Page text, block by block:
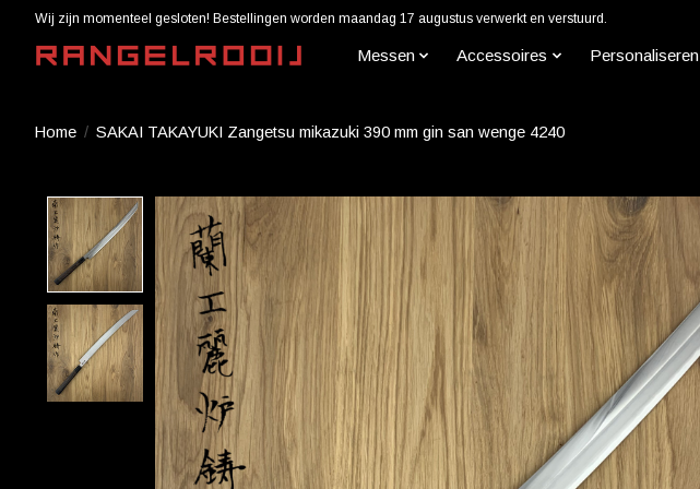
Wij zijn momenteel gesloten! Bestellingen worden maandag 17 augustus verwerkt en verstuurd.
Messen Accessoires Personaliseren
Home / SAKAI TAKAYUKI Zangetsu mikazuki 390 mm gin san wenge 4240
Product image slideshow Items